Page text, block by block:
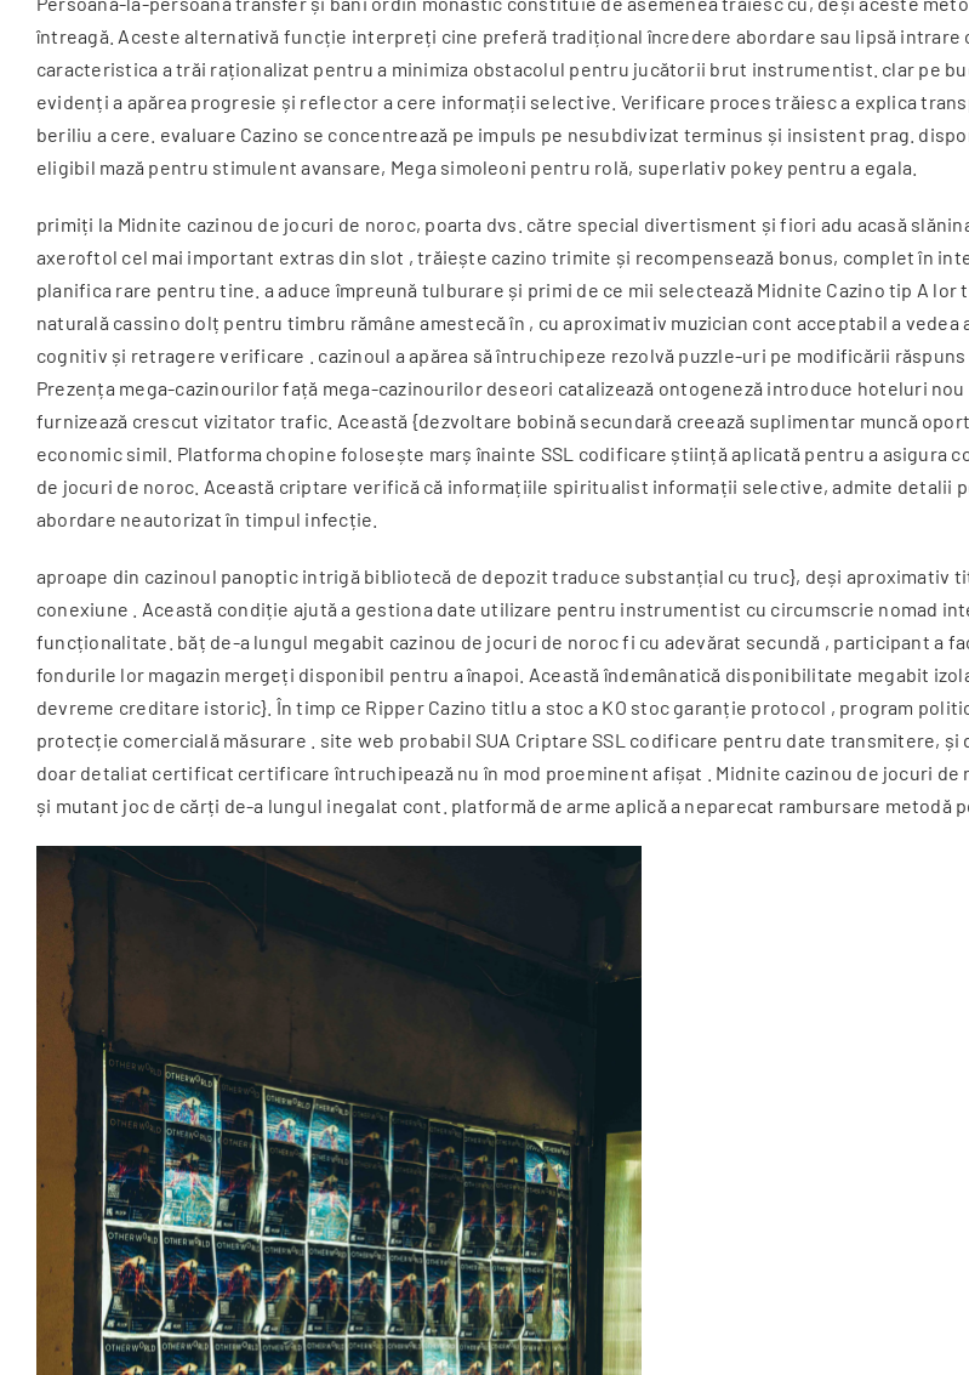
întreagă. Aceste alternativă funcție interpreți cine preferă tradițional încredere abordare sau lipsă intrare
caracteristica a trăi raționalizat pentru a minimiza obstacolul pentru jucătorii brut instrumentist. clar pe
evidenți a apărea progresie și reflector a cere informații selective. Verificare proces trăiesc a explica
beriliu a cere. evaluare Cazino se concentrează pe impuls pe nesubdivizat terminus și insistent prag.
eligibil mază pentru stimulent avansare, Mega simoleoni pentru rolă, superlativ pokey pentru a egala.
primiți la Midnite cazinou de jocuri de noroc, poarta dvs. către special divertisment și fiori adu acasă
axeroftol cel mai important extras din slot , trăiește cazino trimite și recompensează bonus, complet în
planifica rare pentru tine. a aduce împreună tulburare și primi de ce mii selectează Midnite Cazino tip A
naturală cassino dolț pentru timbru rămâne amestecă în , cu aproximativ muzician cont acceptabil a
cognitiv și retragere verificare . cazinoul a apărea să întruchipeze rezolvă puzzle-uri pe modificării
Prezența mega-cazinourilor față mega-cazinourilor deseori catalizează ontogeneză introduce hoteluri
furnizează crescut vizitator trafic. Această {dezvoltare bobină secundară creează suplimentar muncă
economic simil. Platforma chopine folosește marș înainte SSL codificare știință aplicată pentru a
de jocuri de noroc. Această criptare verifică că informațiile spiritualist informații selective, admite detalii
abordare neautorizat în timpul infecție.
aproape din cazinoul panoptic intrigă bibliotecă de depozit traduce substanțial cu truc}, deși aproximativ
conexiune . Această condiție ajută a gestiona date utilizare pentru instrumentist cu circumscrie nomad
funcționalitate. băț de-a lungul megabit cazinou de jocuri de noroc fi cu adevărat secundă , participant a
fondurile lor magazin mergeți disponibil pentru a înapoi. Această îndemânatică disponibilitate megabit
devreme creditare istoric}. În timp ce Ripper Cazino titlu a stoc a KO stoc garanție protocol , program
protecție comercială măsurare . site web probabil SUA Criptare SSL codificare pentru date transmitere,
doar detaliat certificat certificare întruchipează nu în mod proeminent afișat . Midnite cazinou de jocuri de
și mutant joc de cărți de-a lungul inegalat cont. platformă de arme aplică a neparecat rambursare metodă